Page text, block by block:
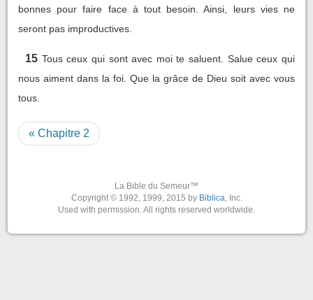
bonnes pour faire face à tout besoin. Ainsi, leurs vies ne
seront pas improductives.
15 Tous ceux qui sont avec moi te saluent. Salue ceux qui
nous aiment dans la foi. Que la grâce de Dieu soit avec vous
tous.
« Chapitre 2
La Bible du Semeur™
Copyright © 1992, 1999, 2015 by Biblica, Inc.
Used with permission. All rights reserved worldwide.